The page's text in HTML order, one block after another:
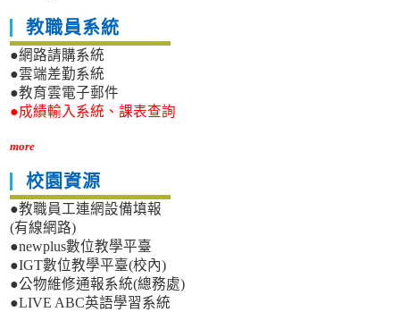
教職員系統
●網路請購系統
●雲端差勤系統
●教育雲電子郵件
●成績輸入系統、課表查詢
more
校園資源
●教職員工連網設備填報
(有線網路)
●newplus數位教學平臺
●IGT數位教學平臺(校內)
●公物維修通報系統(總務處)
●LIVE ABC英語學習系統